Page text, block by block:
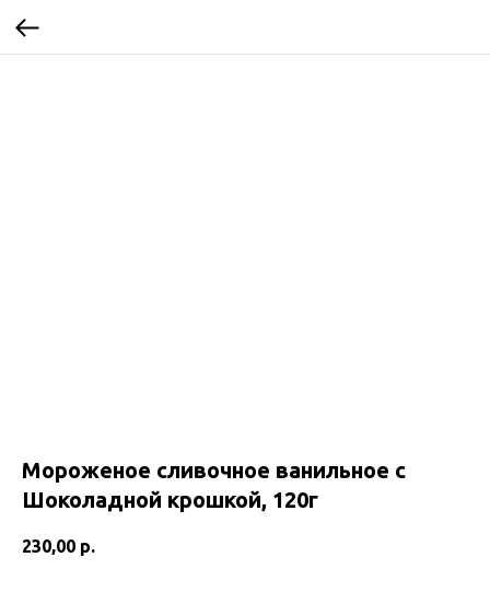
Мороженое сливочное ванильное с
Шоколадной крошкой, 120г
230,00 р.